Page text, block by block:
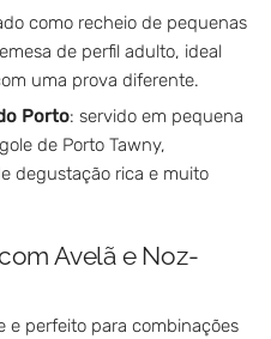
como recheio de pequenas
de perfil adulto, ideal
uma prova diferente.
Porto: servido em pequena
de Porto Tawny,
degustação rica e muito
Avelã e Noz-
e perfeito para combinações